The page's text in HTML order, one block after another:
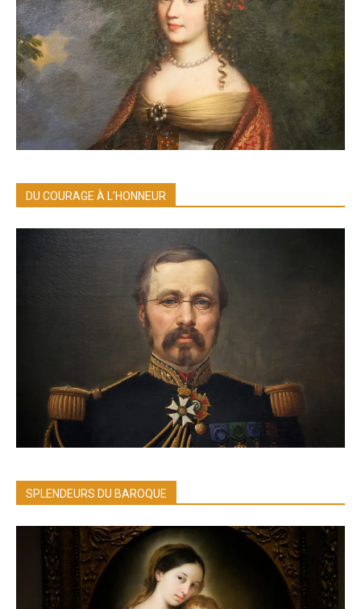
DU COURAGE À L’HONNEUR
SPLENDEURS DU BAROQUE